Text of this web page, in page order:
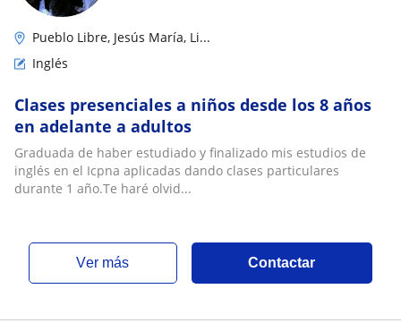
Pueblo Libre, Jesús María, Li...
Inglés
Clases presenciales a niños desde los 8 años
en adelante a adultos
Graduada de haber estudiado y finalizado mis estudios de
inglés en el Icpna aplicadas dando clases particulares
durante 1 año.Te haré olvid...
ver más Contactar